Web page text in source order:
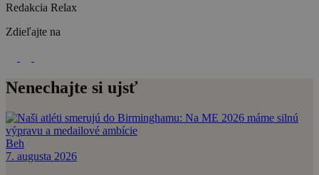
Redakcia Relax
Zdieľajte na
Nenechajte si ujsť
Beh
7. augusta 2026